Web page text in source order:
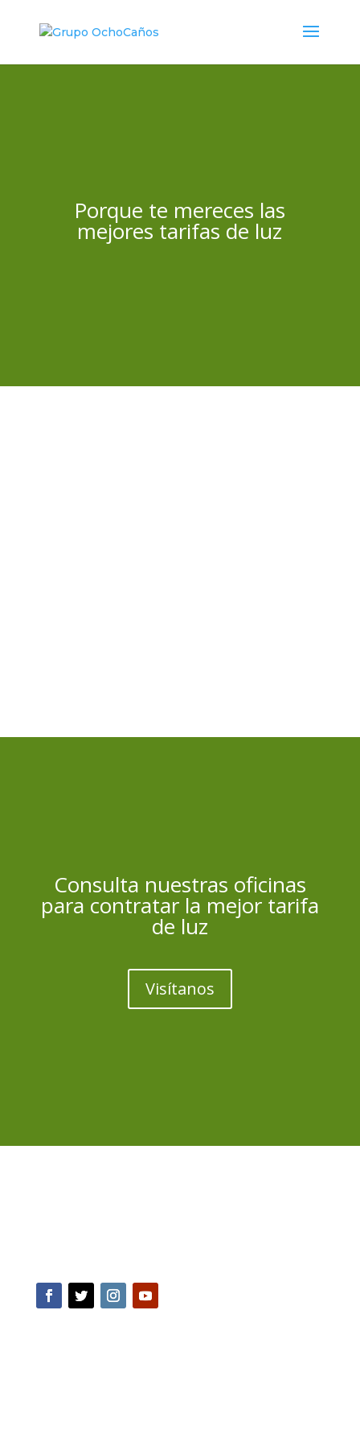
Porque te mereces las
mejores tarifas de luz
Consulta nuestras oficinas
para contratar la mejor tarifa
de luz
Visítanos